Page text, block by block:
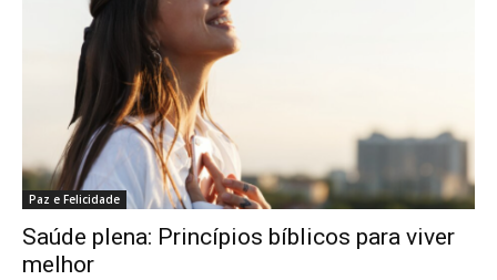
Paz e Felicidade
Saúde plena: Princípios bíblicos para viver
melhor